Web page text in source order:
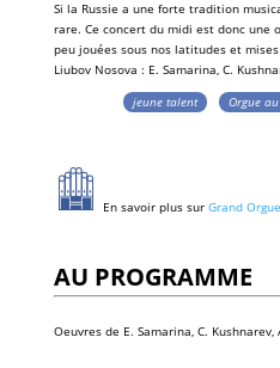
Si la Russie a une forte tradition
rare. Ce concert du midi est donc une
peu jouéessous nos latitudes et
Liubov Nosova : E. Samarina, C.
jeune talent
Orgue
En savoir plus sur Grand
AU PROGRAMME
Oeuvres de E. Samarina, C. Kushnarev,